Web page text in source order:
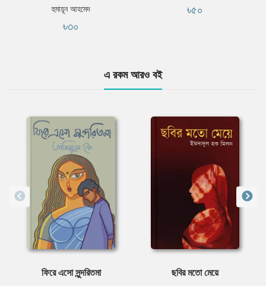
হুমায়ূন আহমেদ
৳৩০
৳৫০
এ রকম আরও বই
ফিরে এসো সুন্দরিতমা ছবির মতো মেয়ে